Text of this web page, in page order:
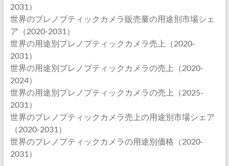
2031）
世界のプレノプティックカメラ販売量の用途別市場シェ
ア（2020-2031）
世界の用途別プレノプティックカメラ売上（2020-
2031）
世界の用途別プレノプティックカメラの売上（2020-
2024）
世界の用途別プレノプティックカメラの売上（2025-
2031）
世界のプレノプティックカメラ売上の用途別市場シェア
（2020-2031）
世界のプレノプティックカメラの用途別価格（2020-
2031）